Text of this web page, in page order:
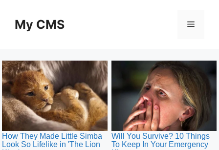
contentMy CMS Menu